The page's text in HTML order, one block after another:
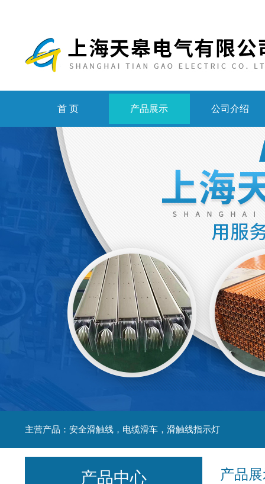
首 页 产品展示 公司介绍
主营产品：安全滑触线，电缆滑车，滑触线指示灯
产品
产品中心